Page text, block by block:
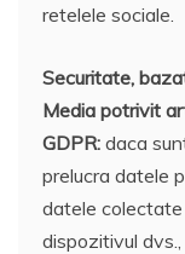
retelele sociale.
Securitate,
Media potrivit
GDPR: daca
prelucra datele
datele
dispozitivul